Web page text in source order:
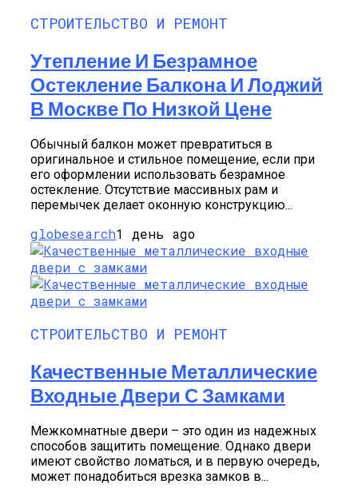
СТРОИТЕЛЬСТВО И РЕМОНТ
Утепление И Безрамное
Остекление Балкона И Лоджий
В Москве По Низкой Цене
Обычный балкон может превратиться в
оригинальное и стильное помещение, если при
его оформлении использовать безрамное
остекление. Отсутствие массивных рам и
перемычек делает оконную конструкцию...
globesearch1 день ago
СТРОИТЕЛЬСТВО И РЕМОНТ
Качественные Металлические
Входные Двери С Замками
Межкомнатные двери – это один из надежных
способов защитить помещение. Однако двери
имеют свойство ломаться, и в первую очередь,
может понадобиться врезка замков в...